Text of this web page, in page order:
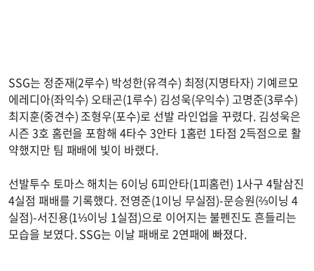
SSG는 정준재(2루수) 박성한(유격수) 최정(지명타자) 기예르모
에레디아(좌익수) 오태곤(1루수) 김성욱(우익수) 고명준(3루수)
최지훈(중견수) 조형우(포수)로 선발 라인업을 꾸렸다. 김성욱은
시즌 3호 홈런을 포함해 4타수 3안타 1홈런 1타점 2득점으로 활
약했지만 팀 패배에 빛이 바랬다.
선발투수 토마스 해치는 6이닝 6피안타(1피홈런) 1사구 4탈삼진
4실점 패배를 기록했다. 전영준(1이닝 무실점)-문승원(⅔이닝 4
실점)-서진용(1⅓이닝 1실점)으로 이어지는 불펜진도 흔들리는
모습을 보였다. SSG는 이날 패배로 2연패에 빠졌다.